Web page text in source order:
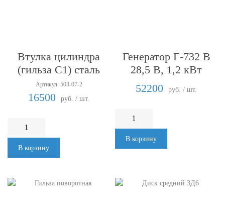
Втулка цилиндра
(гильза С1) сталь
Артикул: 503-07-2
16500 руб. / шт.
В корзину
Генератор Г-732 В
28,5 В, 1,2 кВт
52200
руб. / шт.
В корзину